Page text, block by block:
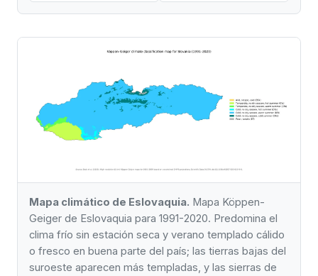
Mapa climático de Eslovaquia. Mapa Köppen-
Geiger de Eslovaquia para 1991-2020. Predomina el
clima frío sin estación seca y verano templado cálido
o fresco en buena parte del país; las tierras bajas del
suroeste aparecen más templadas, y las sierras de